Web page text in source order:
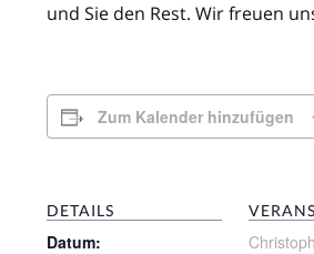
und Sie den Rest. Wir freuen
Zum Kalender hinzufügen
DETAILS
Datum: